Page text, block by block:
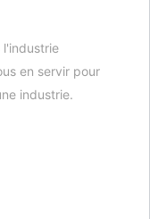
l'industrie
en servir pour
industrie.